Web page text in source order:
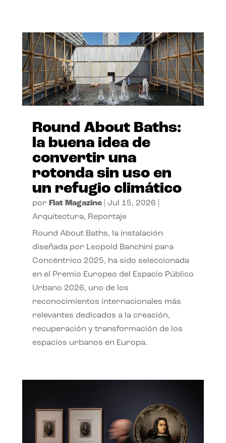
Round About Baths:
la buena idea de
convertir una
rotonda sin uso en
un refugio climático
por Flat Magazine| Jul 15, 2026
Arquitectura, Reportaje
Round About Baths, la instalación
diseñada por Leopold Banchini para
Concéntrico 2025, ha sido seleccionada
en el Premio Europeo del Espacio Público
Urbano 2026, uno de los
reconocimientos internacionales más
relevantes dedicados a la creación,
recuperación y transformación de los
espacios urbanos en Europa.